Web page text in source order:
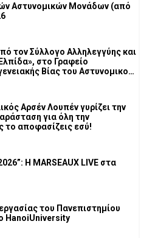
Αστυνομικών Μονάδων (από
τον Σύλλογο Αλληλεγγύης και
στο Γραφείο
Βίας του Αστυνομικού
Αρσέν Λουπέν γυρίζει την
για όλη την
τέλος το αποφασίζεις εσύ!
Η MARSEAUX LIVE στα
του Πανεπιστημίου
HanoiUniversity